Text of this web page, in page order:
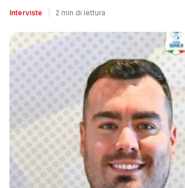
Interviste 2 min di lettura